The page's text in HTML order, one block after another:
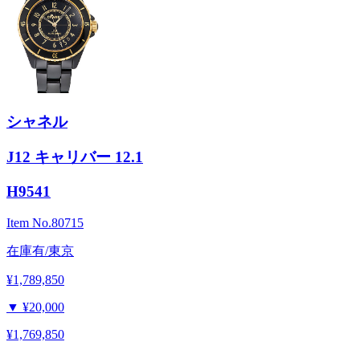
シャネル
J12 キャリバー 12.1
H9541
Item No.80715
在庫有/東京
¥1,789,850
▼ ¥20,000
¥1,769,850